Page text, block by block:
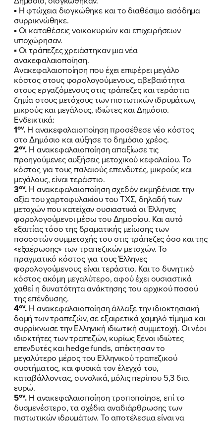
ΕΚΔΗΛΩΣΕΙΣ
ΝΕΑ
ΕΛΑ ΚΙ ΕΣΥ
FB IN TW YT LN VB TIKTOK
▪ Η φτώχεια διογκώθηκε και το διαθέσιμο εισόδημα
συρρικνώθηκε.
▪ Οι καταθέσεις νοικοκυριών και επιχειρήσεων
υποχώρησαν.
▪ Οι τράπεζες χρειάστηκαν μια νέα
ανακεφαλαιοποίηση.
Ανακεφαλαιοποίηση που έχει επιφέρει μεγάλο
κόστος στους φορολογούμενους, αβεβαιότητα
στους εργαζόμενους στις τράπεζες και τεράστια
ζημία στους μετόχους των πιστωτικών ιδρυμάτων,
μικρούς και μεγάλους, ιδιώτες και Δημόσιο.
Ενδεικτικά:
1ον. Η ανακεφαλαιοποίηση προσέθεσε νέο κόστος
στο Δημόσιο και αύξησε το δημόσιο χρέος.
2ον. Η ανακεφαλαιοποίηση απαξίωσε τις
προηγούμενες αυξήσεις μετοχικού κεφαλαίου. Το
κόστος για τους παλαιούς επενδυτές, μικρούς και
μεγάλους, είναι τεράστιο.
3ον. Η ανακεφαλαιοποίηση σχεδόν εκμηδένισε την
αξία του χαρτοφυλακίου του ΤΧΣ, δηλαδή των
μετοχών που κατείχαν ουσιαστικά οι Έλληνες
φορολογούμενοι μέσω του Δημοσίου. Και αυτό
εξαιτίας τόσο της δραματικής μείωσης των
ποσοστών συμμετοχής του στις τράπεζες όσο και της
«εξαέρωσης» των τραπεζικών μετοχών. Το
πραγματικό κόστος για τους Έλληνες
φορολογούμενους είναι τεράστιο. Και το δυνητικό
κόστος ακόμη μεγαλύτερο, αφού έχει ουσιαστικά
χαθεί η δυνατότητα ανάκτησης του αρχικού ποσού
της επένδυσης.
4ον. Η ανακεφαλαιοποίηση άλλαξε την ιδιοκτησιακή
δομή των τραπεζών, σε εξαιρετικά χαμηλό τίμημα και
συρρίκνωσε την Ελληνική ιδιωτική συμμετοχή. Οι νέοι
ιδιοκτήτες των τραπεζών, κυρίως ξένοι ιδιώτες
επενδυτές και hedge funds, απέκτησαν το
μεγαλύτερο μέρος του Ελληνικού τραπεζικού
συστήματος, και φυσικά τον έλεγχό του,
καταβάλλοντας, συνολικά, μόλις περίπου 5,3 δισ.
ευρώ.
5ον. Η ανακεφαλαιοποίηση τροποποίησε, επί το
δυσμενέστερο, τα σχέδια αναδιάρθρωσης των
πιστωτικών ιδρυμάτων. Το αποτέλεσμα είναι να